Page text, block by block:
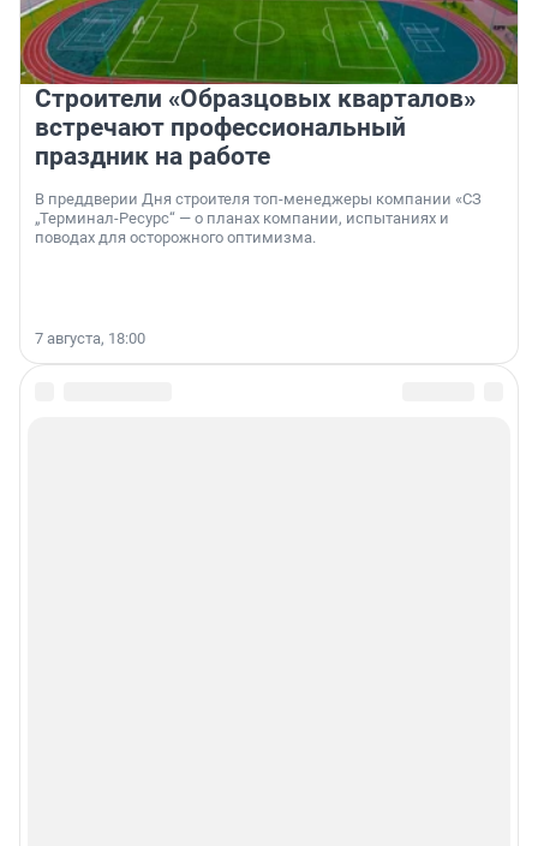
Строители «Образцовых кварталов»
встречают профессиональный
праздник на работе
В преддверии Дня строителя топ-менеджеры компании «СЗ
„Терминал-Ресурс“ — о планах компании, испытаниях и
поводах для осторожного оптимизма.
7 августа, 18:00